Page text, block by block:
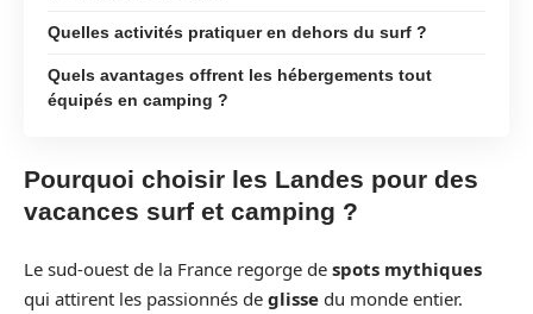
Quelles activités pratiquer en dehors du surf ?
Quels avantages offrent les hébergements tout
équipés en camping ?
Pourquoi choisir les Landes pour des
vacances surf et camping ?
Le sud-ouest de la France regorge de spots mythiques
qui attirent les passionnés de glisse du monde entier.